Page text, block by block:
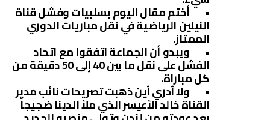
• أختم مقال اليوم بسلبيات وفشل قناة
النيلين الرياضية في نقل مباريات الدوري
الممتاز.
• ويبدو أن الجماعة اتفقوا مع اتحاد
الفشل على نقل ما بين 40 إلى 50 دقيقة من
كل مباراة.
• ولا أدري أين ذهبت تصريحات نائب مدير
القناة خالد الأعيسر الذي ملأ الدينا ضجيجاً